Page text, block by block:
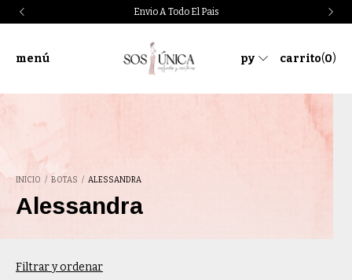
Envio A Todo El Pais
menú py carrito(0)
INICIO / BOTAS / ALESSANDRA
Alessandra
Filtrar y ordenar